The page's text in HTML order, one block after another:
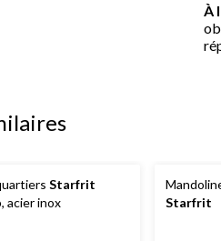
À
Starfrit
acier inox
Starfrit